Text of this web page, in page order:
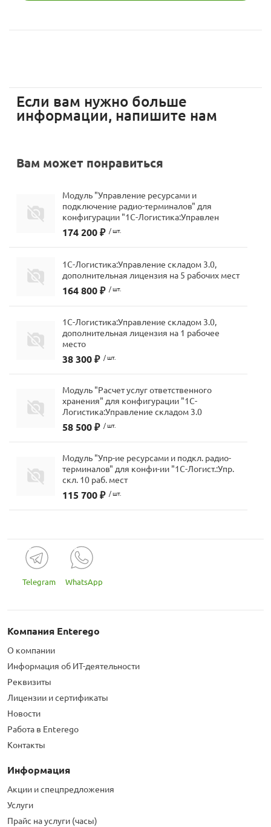
Если вам нужно больше
информации, напишите нам
Вам может понравиться
Модуль "Управление ресурсами и
подключение радио-терминалов" для
конфигурации "1С-Логистика:Управлен
174 200 ₽ / шт.
1С-Логистика:Управление складом 3.0,
дополнительная лицензия на 5 рабочих мест
164 800 ₽ / шт.
1С-Логистика:Управление складом 3.0,
дополнительная лицензия на 1 рабочее
место
38 300 ₽ / шт.
Модуль "Расчет услуг ответственного
хранения" для конфигурации "1С-
Логистика:Управление складом 3.0
58 500 ₽ / шт.
Модуль "Упр-ие ресурсами и подкл. радио-
терминалов" для конфи-ии "1С-Логист.:Упр.
скл. 10 раб. мест
115 700 ₽ / шт.
Telegram WhatsApp
Компания Enterego
О компании
Информация об ИТ-деятельности
Реквизиты
Лицензии и сертификаты
Новости
Работа в Enterego
Контакты
Информация
Акции и спецпредложения
Услуги
Прайс на услуги (часы)